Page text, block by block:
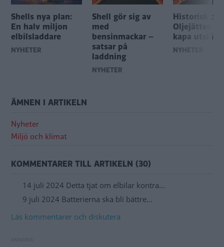
Shells nya plan:
En halv miljon
elbilsladdare
NYHETER
Shell gör sig av
med
bensinmackar –
satsar på
laddning
NYHETER
Historisk
Oljejätten
kapa
NYHETER
ÄMNEN I ARTIKELN
Nyheter
Miljö och klimat
KOMMENTARER TILL ARTIKELN (30)
14 juli 2024 Detta tjat om elbilar kontra…
9 juli 2024 Batterierna ska bli bättre…
Läs kommentarer och diskutera